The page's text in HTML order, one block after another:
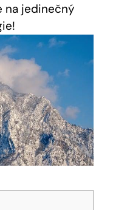
na jedinečný